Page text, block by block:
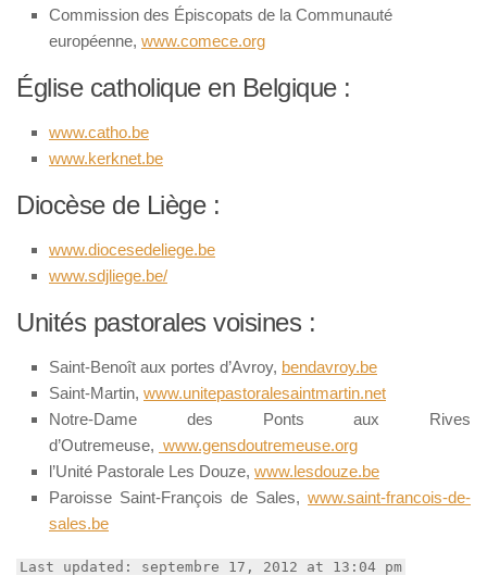
Commission des Épiscopats de la Communauté
européenne, www.comece.org
Église catholique en Belgique :
www.catho.be
www.kerknet.be
Diocèse de Liège :
www.diocesedeliege.be
www.sdjliege.be/
Unités pastorales voisines :
Saint-Benoît aux portes d’Avroy, bendavroy.be
Saint-Martin, www.unitepastoralesaintmartin.net
Notre-Dame des Ponts aux Rives
d’Outremeuse, www.gensdoutremeuse.org
l’Unité Pastorale Les Douze, www.lesdouze.be
Paroisse Saint-François de Sales, www.saint-francois-de-
sales.be
Last updated: septembre 17, 2012 at 13:04 pm